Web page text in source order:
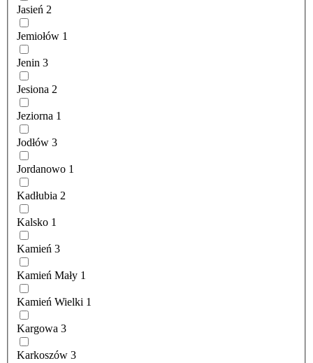
Jasień 2
Jemiołów 1
Jenin 3
Jesiona 2
Jeziorna 1
Jodłów 3
Jordanowo 1
Kadłubia 2
Kalsko 1
Kamień 3
Kamień Mały 1
Kamień Wielki 1
Kargowa 3
Karkoszów 3